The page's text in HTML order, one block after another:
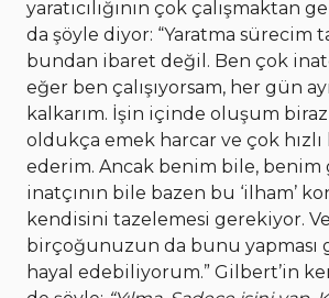
yaratıcılığının çok çalışmaktan
da şöyle diyor: “Yaratma sürecim
bundan ibaret değil. Ben çok
eğer ben çalışıyorsam, her gün
kalkarım. İşin içinde oluşum
oldukça emek harcar ve çok
ederim. Ancak benim bile,
inatçının bile bazen bu ‘ilham’
kendisini tazelemesi gerekiyor. Ve
birçoğunuzun da bunu yapması
hayal edebiliyorum.” Gilbert’in